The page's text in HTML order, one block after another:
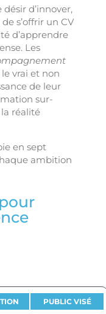
d’innover,
s’offrir un CV
d’apprendre
Les
vrai et non
de leur
sur-
réalité
en sept
ambition
PUBLIC VISÉ